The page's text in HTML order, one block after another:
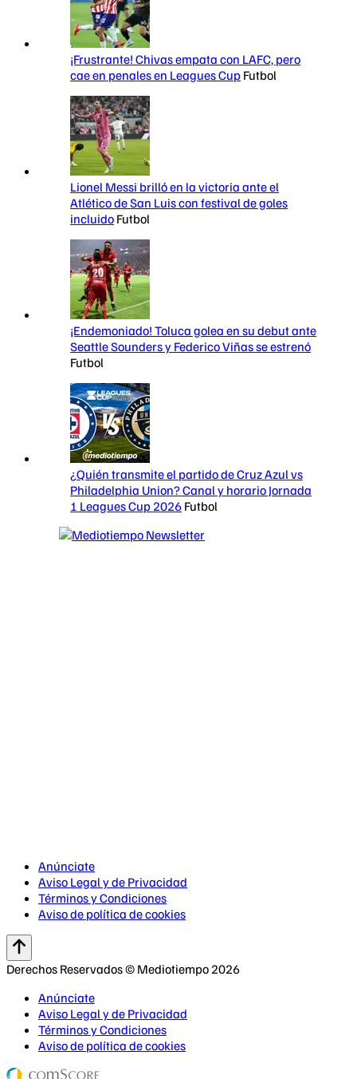
¡Frustrante! Chivas empata con LAFC, pero
cae en penales en Leagues Cup Futbol
Lionel Messi brilló en la victoria ante el
Atlético de San Luis con festival de goles
incluido Futbol
¡Endemoniado! Toluca golea en su debut ante
Seattle Sounders y Federico Viñas se estrenó
Futbol
¿Quién transmite el partido de Cruz Azul vs
Philadelphia Union? Canal y horario Jornada
1 Leagues Cup 2026 Futbol
Anúnciate
Aviso Legal y de Privacidad
Términos y Condiciones
Aviso de política de cookies
Derechos Reservados © Mediotiempo 2026
Anúnciate
Aviso Legal y de Privacidad
Términos y Condiciones
Aviso de política de cookies